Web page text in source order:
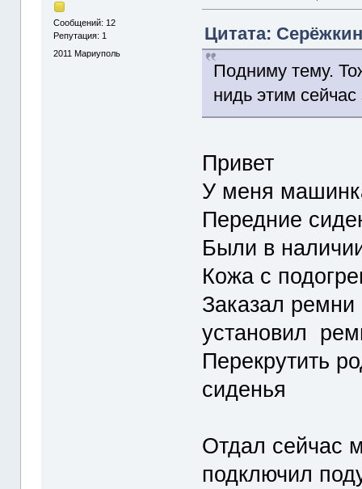
Сообщений: 12
Репутация: 1
2011 Мариуполь
Цитата:
Подниму тему.
нидь этим
Привет
У меня
Передние
Были в
Кожа с
Заказал
установил
Перекрутить
сиденья
Отдал сейчас
подключил